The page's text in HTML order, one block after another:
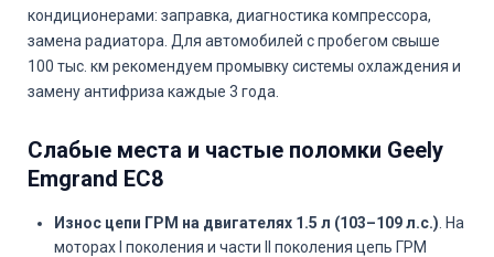
кондиционерами: заправка, диагностика компрессора,
замена радиатора. Для автомобилей с пробегом свыше
100 тыс. км рекомендуем промывку системы охлаждения и
замену антифриза каждые 3 года.
Слабые места и частые поломки Geely
Emgrand EC8
Износ цепи ГРМ на двигателях 1.5 л (103–109 л.с.) . На
моторах I поколения и части II поколения цепь ГРМ